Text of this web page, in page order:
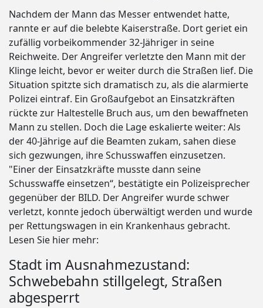
Nachdem der Mann das Messer entwendet hatte,
rannte er auf die belebte Kaiserstraße. Dort geriet ein
zufällig vorbeikommender 32-Jähriger in seine
Reichweite. Der Angreifer verletzte den Mann mit der
Klinge leicht, bevor er weiter durch die Straßen lief. Die
Situation spitzte sich dramatisch zu, als die alarmierte
Polizei eintraf. Ein Großaufgebot an Einsatzkräften
rückte zur Haltestelle Bruch aus, um den bewaffneten
Mann zu stellen. Doch die Lage eskalierte weiter: Als
der 40-Jährige auf die Beamten zukam, sahen diese
sich gezwungen, ihre Schusswaffen einzusetzen.
"Einer der Einsatzkräfte musste dann seine
Schusswaffe einsetzen“, bestätigte ein Polizeisprecher
gegenüber der BILD. Der Angreifer wurde schwer
verletzt, konnte jedoch überwältigt werden und wurde
per Rettungswagen in ein Krankenhaus gebracht.
Lesen Sie hier mehr:
Stadt im Ausnahmezustand:
Schwebebahn stillgelegt, Straßen
abgesperrt